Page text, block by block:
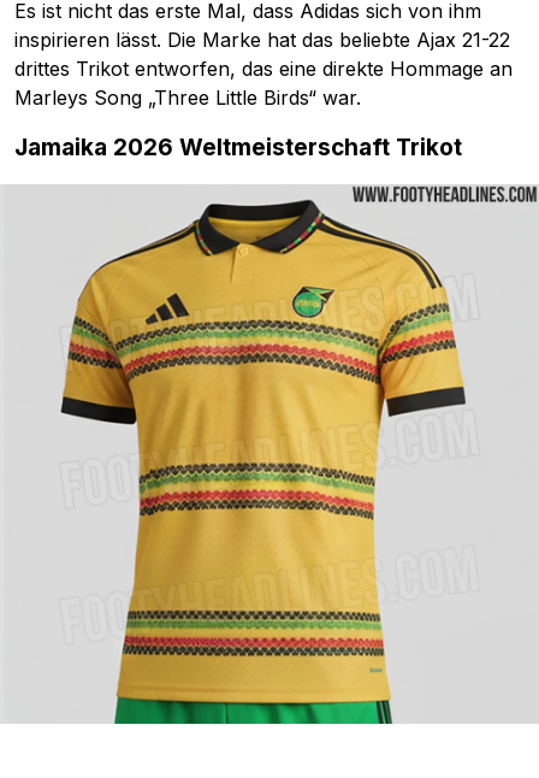
Es ist nicht das erste Mal, dass Adidas sich von ihm
inspirieren lässt. Die Marke hat das beliebte Ajax 21-22
drittes Trikot entworfen, das eine direkte Hommage an
Marleys Song „Three Little Birds“ war.
Jamaika 2026 Weltmeisterschaft Trikot